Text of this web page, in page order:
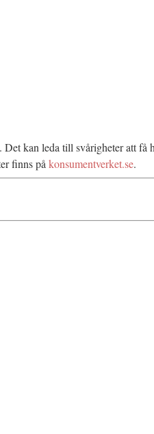
kan leda till svårigheter att få
finns påkonsumentverket.se.